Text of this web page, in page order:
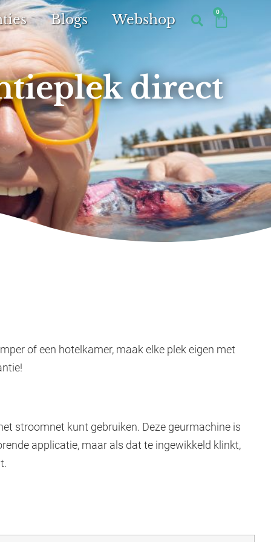
Blogs Webshop 0
direct
of een hotelkamer, maak elke plek eigen met
stroomnet kunt gebruiken. Deze geurmachine is
applicatie, maar als dat te ingewikkeld klinkt,